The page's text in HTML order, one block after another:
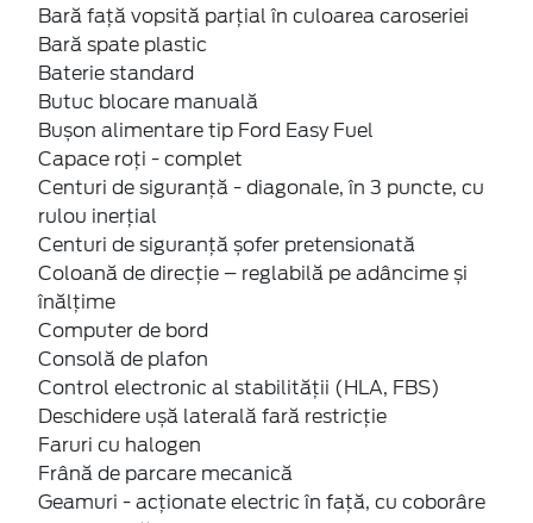
Bară față vopsită parțial în culoarea caroseriei
Bară spate plastic
Baterie standard
Butuc blocare manuală
Bușon alimentare tip Ford Easy Fuel
Capace roți - complet
Centuri de siguranţă - diagonale, în 3 puncte, cu
rulou inerţial
Centuri de siguranţă șofer pretensionată
Coloană de direcție – reglabilă pe adâncime și
înălțime
Computer de bord
Consolă de plafon
Control electronic al stabilității (HLA, FBS)
Deschidere ușă laterală fară restricție
Faruri cu halogen
Frână de parcare mecanică
Geamuri - acţionate electric în faţă, cu coborâre